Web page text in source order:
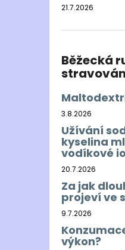
21.7.2026
Běžecká
3.8.2026
Užívání
kyselina
vodíkové
20.7.2026
Za jak
projeví ve
9.7.2026
výkon?